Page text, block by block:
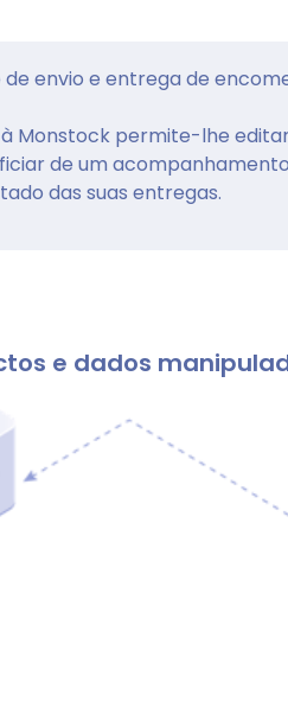
de envio e entrega de
Monstock permite-lhe
de um
das suas entregas.
e dados